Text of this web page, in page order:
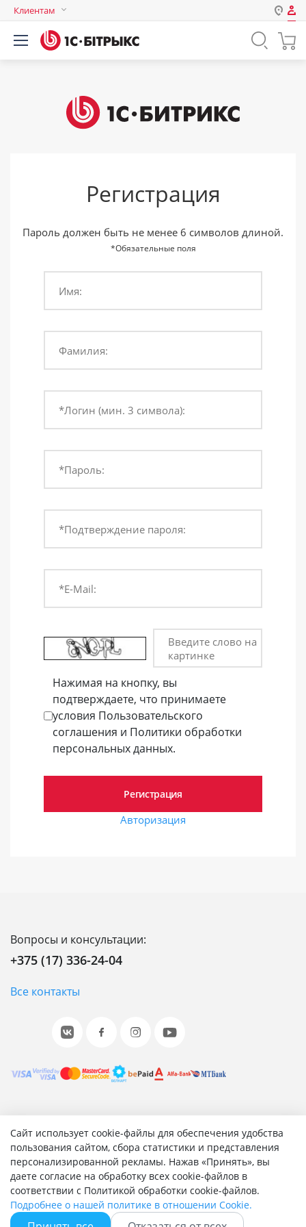
Сайт использует cookie-файлы для обеспечения удобства
пользования сайтом, сбора статистики и представления
персонализированной рекламы. Нажав «Принять», вы
даете согласие на обработку всех cookie-файлов в
соответствии с Политикой обработки cookie-файлов.
Подробнее о нашей политике в отношении Cookie.
Клиентам
Авторизация
Логин
Запомнить меня на этом
компьютере
Забыли свой пароль?
Регистрация
Пароль должен быть не менее 6 символов длиной.
*Обязательные поля
Имя:
Фамилия:
*Логин (мин. 3 символа):
*Пароль:
*Подтверждение пароля:
*E-Mail:
Введите слово на
картинке
Нажимая на кнопку, вы
подтверждаете, что принимаете
условия Пользовательского
соглашения и Политики обработки
персональных данных.
Авторизация
Вопросы и консультации:
+375 (17) 336-24-04
Все контакты
© 2001-2026 «Битрикс», «1С-Битрикс». Работает на 1С-
Битрикс: Управление сайтом.
Согласие на обработку персональных данных
Отзыв согласия на обработку персональных данных
Политика обработки персональных данных
Соглашение об использовании сайта